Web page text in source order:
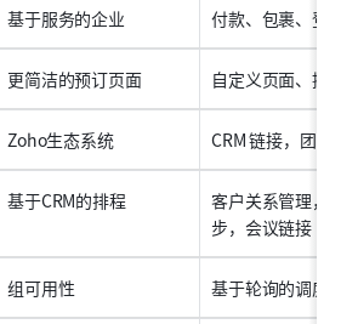
基于服务的企业 付款、包裹、登
更简洁的预订页面 自定义页面、提
Zoho生态系统 CRM 链接，团队
基于CRM的排程
客户关系管理，
步，会议链接
组可用性 基于轮询的调度